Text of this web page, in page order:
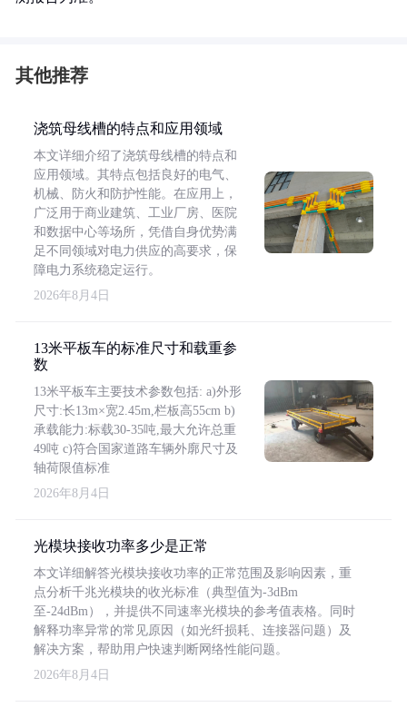
其他推荐
浇筑母线槽的特点和应用领域
本文详细介绍了浇筑母线槽的特点和
应用领域。其特点包括良好的电气、
机械、防火和防护性能。在应用上，
广泛用于商业建筑、工业厂房、医院
和数据中心等场所，凭借自身优势满
足不同领域对电力供应的高要求，保
障电力系统稳定运行。
2026年8月4日
13米平板车的标准尺寸和载重参
数
13米平板车主要技术参数包括: a)外形
尺寸:长13m×宽2.45m,栏板高55cm b)
承载能力:标载30-35吨,最大允许总重
49吨 c)符合国家道路车辆外廓尺寸及
轴荷限值标准
2026年8月4日
光模块接收功率多少是正常
本文详细解答光模块接收功率的正常范围及影响因素，重
点分析千兆光模块的收光标准（典型值为-3dBm
至-24dBm），并提供不同速率光模块的参考值表格。同时
解释功率异常的常见原因（如光纤损耗、连接器问题）及
解决方案，帮助用户快速判断网络性能问题。
2026年8月4日